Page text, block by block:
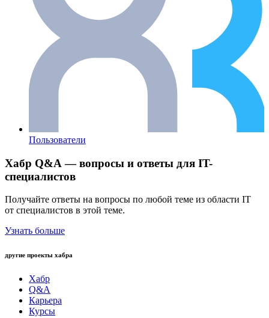
Пользователи
Хабр Q&A — вопросы и ответы для IT-
специалистов
Получайте ответы на вопросы по любой теме из области IT
от специалистов в этой теме.
Узнать больше
другие проекты хабра
Хабр
Q&A
Карьера
Курсы